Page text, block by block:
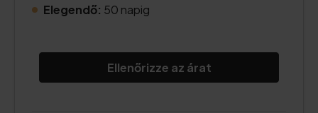
Elegendő: 50 napig
Ellenőrizze az árat